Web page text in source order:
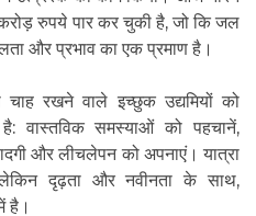
रुपये पार कर चुकी है, जो कि जल
और प्रभाव का एक प्रमाण है।
रखने वाले इच्छुक उद्यमियों को
वास्तविक समस्याओं को पहचानें,
और लीचलेपन को अपनाएं। यात्रा
दृढ़ता और नवीनता के साथ,
है।